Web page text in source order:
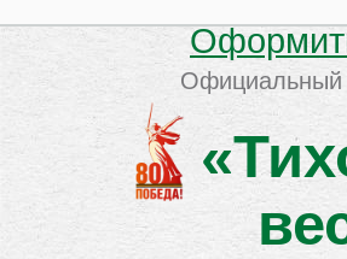
Официальный